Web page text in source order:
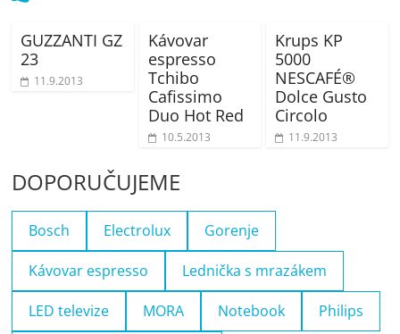
GUZZANTI GZ
23
11.9.2013
Kávovar
espresso
Tchibo
Cafissimo
Duo Hot Red
10.5.2013
Krups KP
5000
NESCAFÉ®
Dolce Gusto
Circolo
11.9.2013
DOPORUČUJEME
Bosch Electrolux Gorenje
Kávovar espresso Lednička s mrazákem
LED televize MORA Notebook Philips